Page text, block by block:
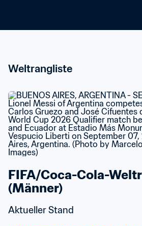
Weltrangliste
FIFA/Coca-Cola-
(Männer)
Aktueller Stand